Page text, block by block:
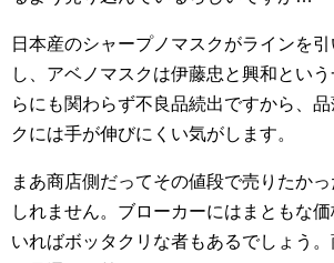
日本産のシャープノマスクがラインを
し、アベノマスクは伊藤忠と興和とい
らにも関わらず不良品続出ですから、
クには手が伸びにくい気がします。
まあ商店側だってその値段で売りたか
しれません。ブローカーにはまともな
いればボッタクリな者もあるでしょう